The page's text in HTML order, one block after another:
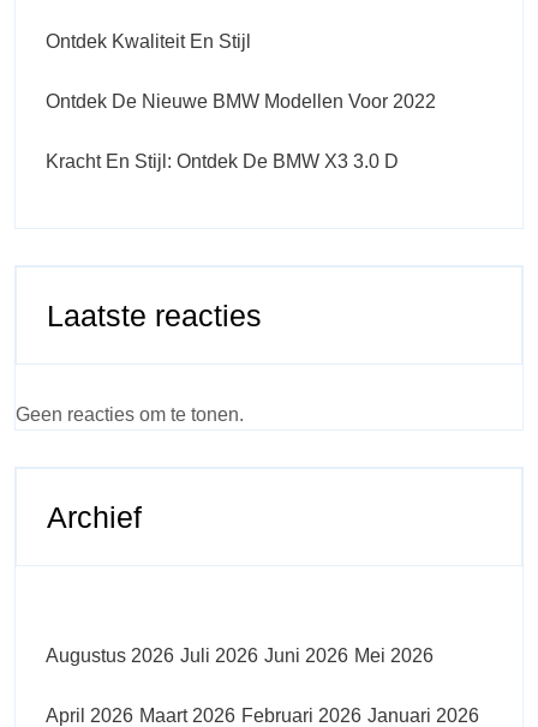
Ontdek Kwaliteit En Stijl
Ontdek De Nieuwe BMW Modellen Voor 2022
Kracht En Stijl: Ontdek De BMW X3 3.0 D
Laatste reacties
Geen reacties om te tonen.
Archief
Augustus 2026 Juli 2026 Juni 2026 Mei 2026
April 2026 Maart 2026 Februari 2026 Januari 2026